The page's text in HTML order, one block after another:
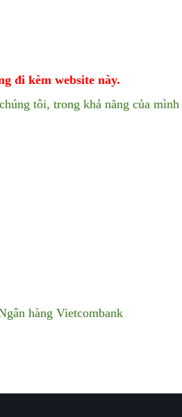
đi kèm website này.
tôi, trong khả năng của mình
hàng Vietcombank